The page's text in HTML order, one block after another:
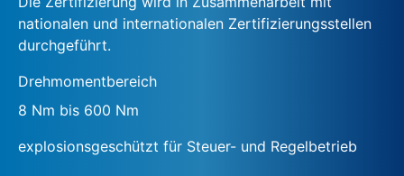
nationalen und internationalen Zertifizierungsstellen
durchgeführt.
Drehmomentbereich
8 Nm bis 600 Nm
explosionsgeschützt für Steuer- und Regelbetrieb